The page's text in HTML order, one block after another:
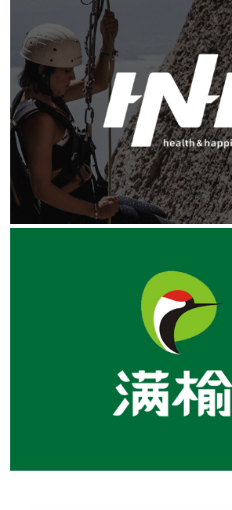
户外运动品牌logo设计
logo设计 / VI设计 / 包装设计
东北特产杂粮品牌设